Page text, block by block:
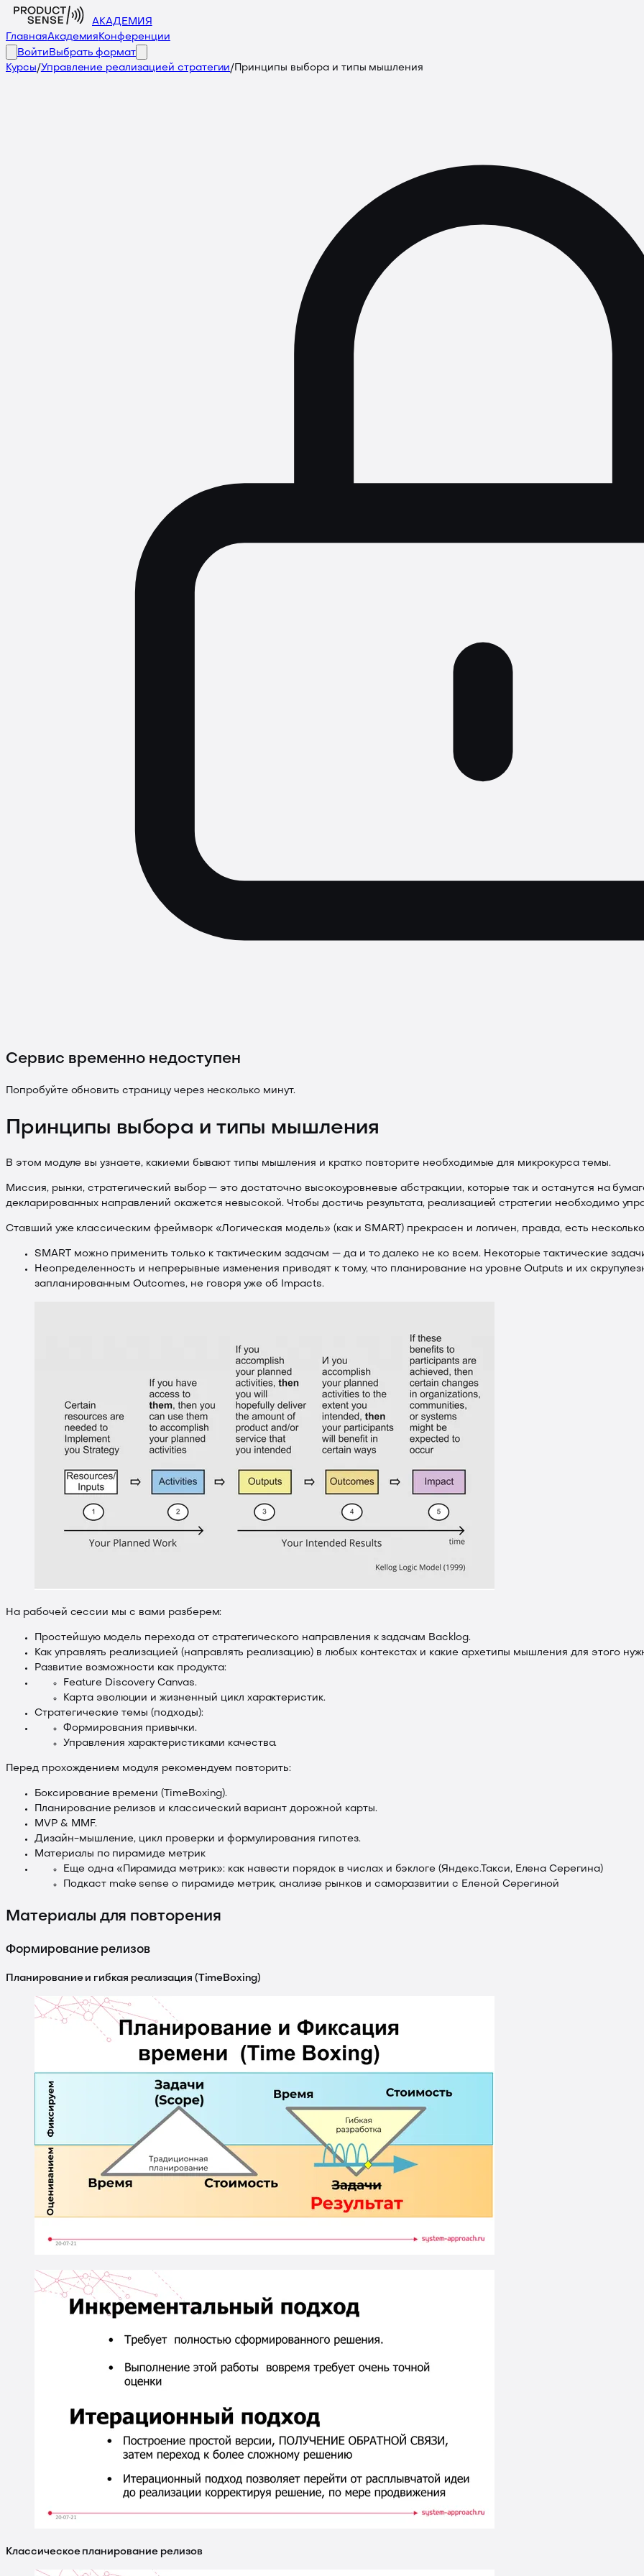
АКАДЕМИЯ
ГлавнаяАкадемия Конференции
Войти Выбрать формат
Курсы/Управление реализацией стратегии/ Принципы выбора и типы мышления
Сервис временно недоступен
Попробуйте обновить страницу через несколько минут.
Принципы выбора и типы мышления
В этом модуле вы узнаете, какиеми бывают типы мышления и кратко повторите необходимые для микрокурса темы.
Миссия, рынки, стратегический выбор — это достаточно высокоуровневые абстракции, которые так и останутся на
декларированных направлений окажется невысокой. Чтобы достичь результата, реализацией стратегии необходимо
Ставший уже классическим фреймворк «Логическая модель» (как и SMART) прекрасен и логичен, правда, есть
SMART можно применить только к тактическим задачам — да и то далеко не ко всем. Некоторые тактические
Неопределенность и непрерывные изменения приводят к тому, что планирование на уровне Outputs и их
запланированным Outcomes, не говоря уже об Impacts.
На рабочей сессии мы с вами разберем:
Простейшую модель перехода от стратегического направления к задачам Backlog.
Как управлять реализацией (направлять реализацию) в любых контекстах и какие архетипы мышления для этого
Развитие возможности как продукта:
Feature Discovery Canvas.
Карта эволюции и жизненный цикл характеристик.
Стратегические темы (подходы):
Формирования привычки.
Управления характеристиками качества.
Перед прохождением модуля рекомендуем повторить:
Боксирование времени (TimeBoxing).
Планирование релизов и классический вариант дорожной карты.
MVP & MMF.
Дизайн-мышление, цикл проверки и формулирования гипотез.
Материалы по пирамиде метрик
Еще одна «Пирамида метрик»: как навести порядок в числах и бэклоге (Яндекс.Такси, Елена Серегина)
Подкаст make sense о пирамиде метрик, анализе рынков и саморазвитии с Еленой Серегиной
Материалы для повторения
Формирование релизов
Планирование и гибкая реализация (TimeBoxing)
Классическое планирование релизов